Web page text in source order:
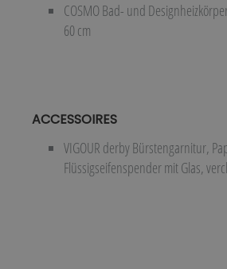
COSMO Bad- und
60 cm
ACCESSOIRES
VIGOUR derby Bürstengarnitur,
Flüssigseifenspender mit Glas,